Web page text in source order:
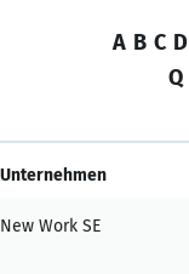
A B C D
Q
Unternehmen
New Work SE